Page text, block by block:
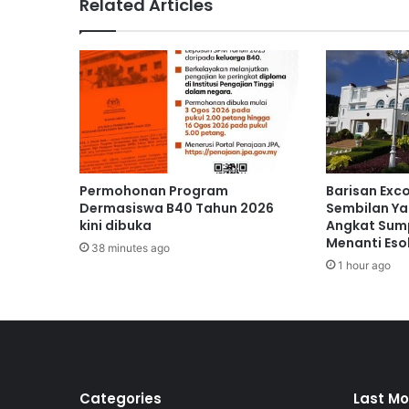
u
n
p
a
g
t
i
n
j
a
u
e
Related Articles
Permohonan Program
Dermasiswa B40 Tahun 2026
kini dibuka
38 minutes ago
Barisan
Sembilan
Angkat
Menanti
1 hour ago
Categories Last